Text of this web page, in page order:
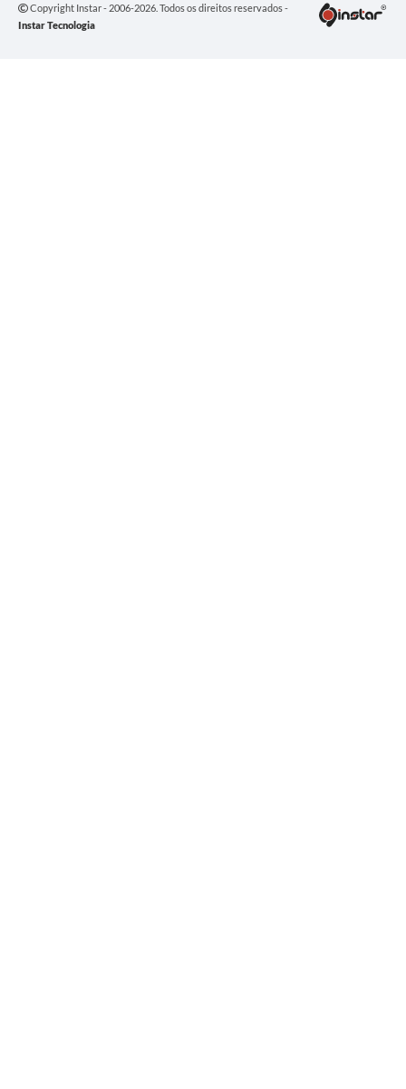
Copyright Instar - 2006-2026. Todos os direitos reservados -
Instar Tecnologia